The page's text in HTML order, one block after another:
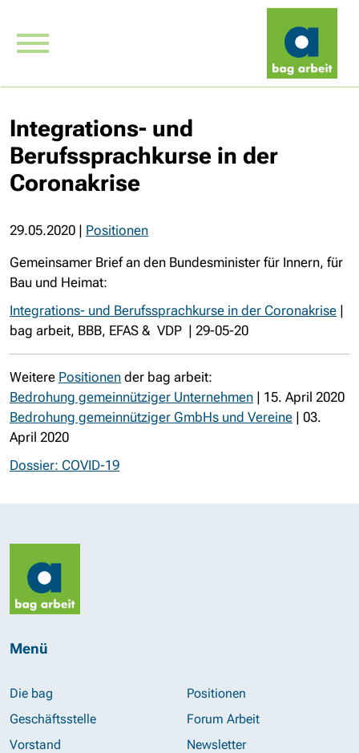
Integrations- und
Berufssprachkurse in der
Coronakrise
29.05.2020 | Positionen
Gemeinsamer Brief an den Bundesminister für Innern, für
Bau und Heimat:
Integrations- und Berufssprachkurse in der Coronakrise |
bag arbeit, BBB, EFAS & VDP | 29-05-20
Weitere Positionen der bag arbeit:
Bedrohung gemeinnütziger Unternehmen | 15. April 2020
Bedrohung gemeinnütziger GmbHs und Vereine | 03.
April 2020
Dossier: COVID-19
Menü
Die bag
Geschäftsstelle
Vorstand
Positionen
Forum Arbeit
Newsletter